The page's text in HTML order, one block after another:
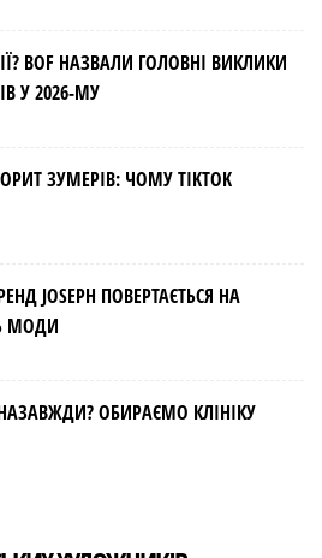
BOF НАЗВАЛИ ГОЛОВНІ ВИКЛИКИ
У 2026-МУ
ЗУМЕРІВ: ЧОМУ TIKTOK
JOSEPH ПОВЕРТАЄТЬСЯ НА
МОДИ
ОБИРАЄМО КЛІНІКУ